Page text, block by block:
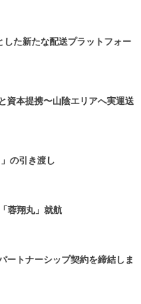
た新たな配送プラットフォー
本提携〜山陰エリアへ実運送
の引き渡し
蓉翔丸」就航
ートナーシップ契約を締結しま